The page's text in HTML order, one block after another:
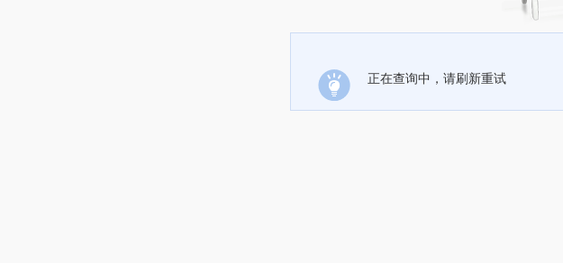
正在查询中，请刷新重试